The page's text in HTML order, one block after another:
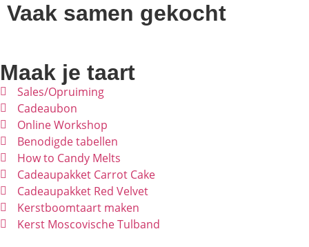
Vaak samen gekocht
Maak je taart
Sales/Opruiming
Cadeaubon
Online Workshop
Benodigde tabellen
How to Candy Melts
Cadeaupakket Carrot Cake
Cadeaupakket Red Velvet
Kerstboomtaart maken
Kerst Moscovische Tulband